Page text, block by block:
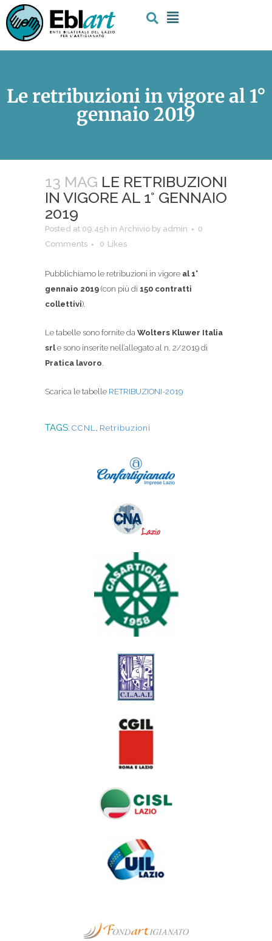
Le retribuzioni in vigore al 1°
gennaio 2019
13 MAG LE RETRIBUZIONI
IN VIGORE AL 1° GENNAIO
2019
Posted at 09:45h in Archivio by admin
0
Comments
0 Likes
Pubblichiamo le retribuzioni in vigore al 1°
gennaio 2019 (con più di 150 contratti
collettivi).
Le tabelle sono fornite da Wolters Kluwer Italia
srle sono inserite nell’allegato al n. 2/2019 di
Pratica lavoro.
Scarica le tabelle RETRIBUZIONI-2019
TAGS: CCNL, Retribuzioni